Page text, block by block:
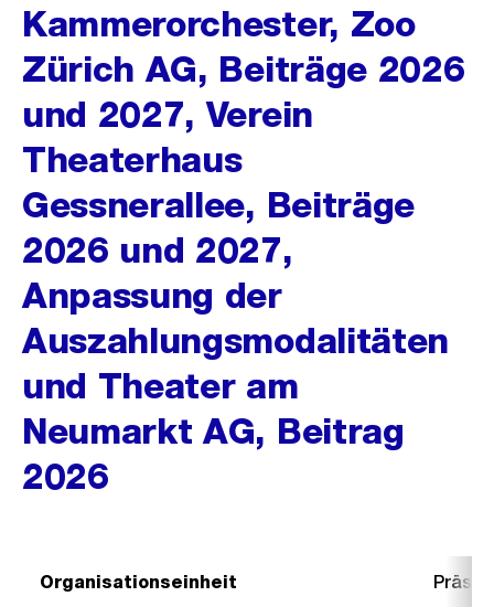
Kammerorchester, Zoo
Zürich AG, Beiträge 2026
und 2027, Verein
Theaterhaus
Gessnerallee, Beiträge
2026 und 2027,
Anpassung der
Auszahlungsmodalitäten
und Theater am
Neumarkt AG, Beitrag
2026
Organisationseinheit